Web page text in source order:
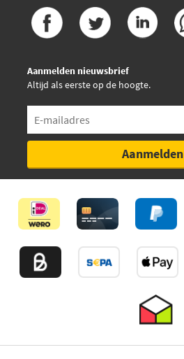
Aanmelden nieuwsbrief
Altijd als eerste op de hoogte.
Aanmelden